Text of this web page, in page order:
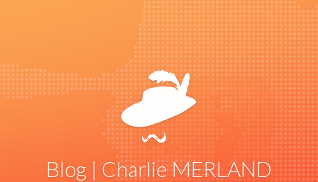
Blog | Charlie MERLAND